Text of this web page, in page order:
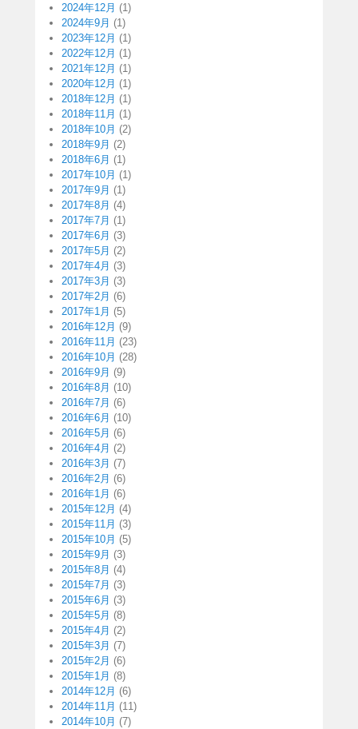
2024年12月 (1)
2024年9月 (1)
2023年12月 (1)
2022年12月 (1)
2021年12月 (1)
2020年12月 (1)
2018年12月 (1)
2018年11月 (1)
2018年10月 (2)
2018年9月 (2)
2018年6月 (1)
2017年10月 (1)
2017年9月 (1)
2017年8月 (4)
2017年7月 (1)
2017年6月 (3)
2017年5月 (2)
2017年4月 (3)
2017年3月 (3)
2017年2月 (6)
2017年1月 (5)
2016年12月 (9)
2016年11月 (23)
2016年10月 (28)
2016年9月 (9)
2016年8月 (10)
2016年7月 (6)
2016年6月 (10)
2016年5月 (6)
2016年4月 (2)
2016年3月 (7)
2016年2月 (6)
2016年1月 (6)
2015年12月 (4)
2015年11月 (3)
2015年10月 (5)
2015年9月 (3)
2015年8月 (4)
2015年7月 (3)
2015年6月 (3)
2015年5月 (8)
2015年4月 (2)
2015年3月 (7)
2015年2月 (6)
2015年1月 (8)
2014年12月 (6)
2014年11月 (11)
2014年10月 (7)